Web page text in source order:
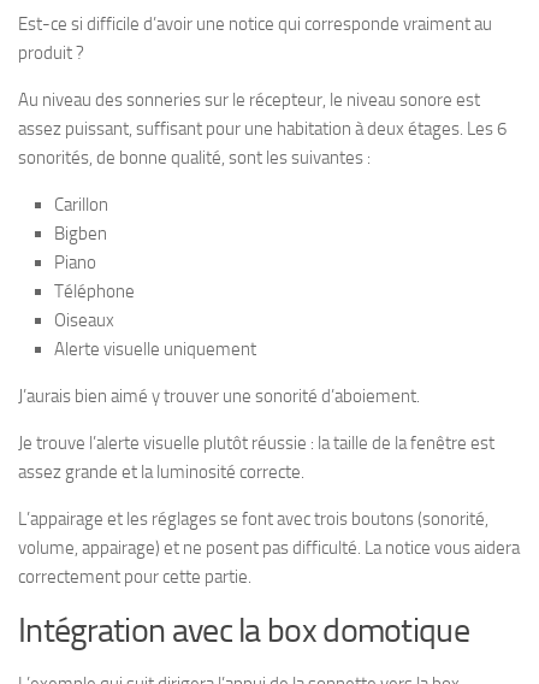
Est-ce si difficile d’avoir une notice qui corresponde vraiment au
produit ?
Au niveau des sonneries sur le récepteur, le niveau sonore est
assez puissant, suffisant pour une habitation à deux étages. Les 6
sonorités, de bonne qualité, sont les suivantes :
Carillon
Bigben
Piano
Téléphone
Oiseaux
Alerte visuelle uniquement
J’aurais bien aimé y trouver une sonorité d’aboiement.
Je trouve l’alerte visuelle plutôt réussie : la taille de la fenêtre est
assez grande et la luminosité correcte.
L’appairage et les réglages se font avec trois boutons (sonorité,
volume, appairage) et ne posent pas difficulté. La notice vous aidera
correctement pour cette partie.
Intégration avec la box domotique